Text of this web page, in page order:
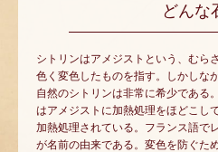
どんな
シトリンはアメジストという、むら
色く変色したものを指す。しかしな
自然のシトリンは非常に希少である
はアメジストに加熱処理をほどこし
加熱処理されている。フランス語で
が名前の由来である。変色を防ぐた